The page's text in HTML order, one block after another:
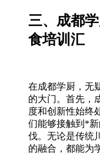
三、成都
食培训汇
在成都学厨，无
的大门。首先，
度和创新性始终
们能够接触到*
伐。无论是传统
的融合，都能为